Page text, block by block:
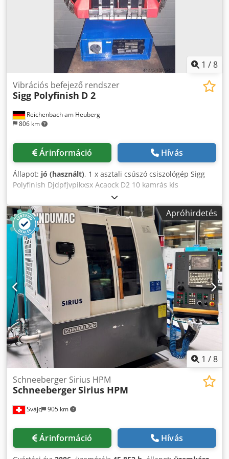
1 /8
Reichenbach am Heuberg
806 km
Vibrációs befejező rendszer
Sigg Polyfinish D 2
Árinformáció Hívás
Állapot: jó (használt), 1 x asztali csúszó csiszológép Sigg
Polyfinish Djdpfjvpikxsx Acaock D2 10 kamrás kis
alkatrészekhez. Tartozékok: 8 db műanyag tartály, ebből 4
fedéllel és tartóval. További adatok következnek. A gép
áram alatt is megtekinthető.
Apróhirdetés
1 /8
Svájc 905 km
Schneeberger Sirius HPM
SchneebergerSirius HPM
Árinformáció Hívás